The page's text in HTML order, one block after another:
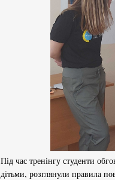
Під час тренінгу студенти
дітьми, розглянули правила